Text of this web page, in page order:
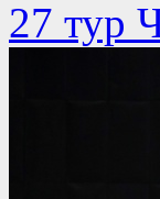
27 тур